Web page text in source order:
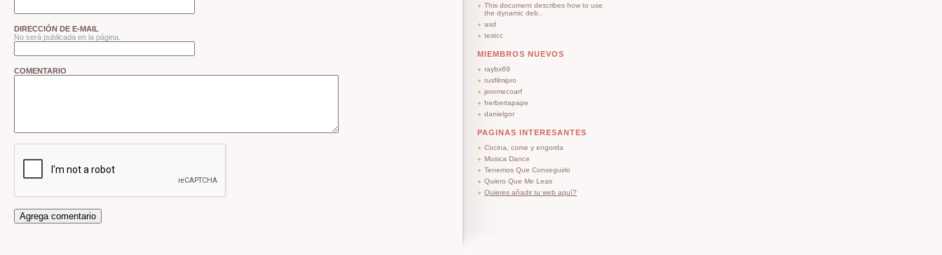
DIRECCIÓN DE E-MAIL
No será publicada en la página.
COMENTARIO
This document describes how to use
the dynamic deb..
asd
testcc
MIEMBROS NUEVOS
raybx69
rusfilmipro
jeromecoarf
herbertapape
danielgor
PAGINAS INTERESANTES
Cocina, come y engorda
Musica Dance
Tenemos Que Conseguirlo
Quiero Que Me Leas
Quieres añadir tu web aquí?